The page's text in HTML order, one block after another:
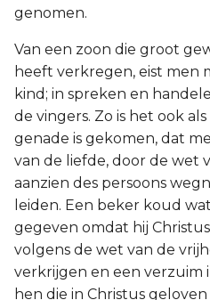
genomen.
Van een zoon die groot
heeft verkregen, eist men
kind; in spreken en
de vingers. Zo is het ook
genade is gekomen, dat
van de liefde, door de wet
aanzien des persoons
leiden. Een beker koud
gegeven omdat hij
volgens de wet van de
verkrijgen en een verzuim
hen die in Christus